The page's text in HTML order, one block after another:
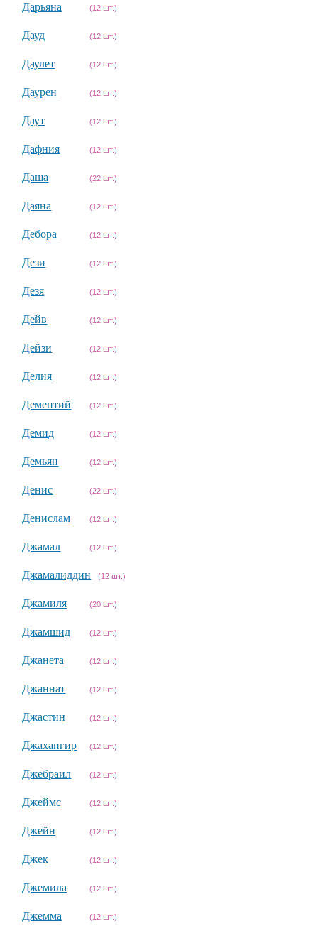
Дарьяна (12 шт.)
Дауд (12 шт.)
Даулет (12 шт.)
Даурен (12 шт.)
Даут (12 шт.)
Дафния (12 шт.)
Даша (22 шт.)
Даяна (12 шт.)
Дебора (12 шт.)
Дези (12 шт.)
Дезя (12 шт.)
Дейв (12 шт.)
Дейзи (12 шт.)
Делия (12 шт.)
Дементий (12 шт.)
Демид (12 шт.)
Демьян (12 шт.)
Денис (22 шт.)
Денислам (12 шт.)
Джамал (12 шт.)
Джамалиддин (12 шт.)
Джамиля (20 шт.)
Джамшид (12 шт.)
Джанета (12 шт.)
Джаннат (12 шт.)
Джастин (12 шт.)
Джахангир (12 шт.)
Джебраил (12 шт.)
Джеймс (12 шт.)
Джейн (12 шт.)
Джек (12 шт.)
Джемила (12 шт.)
Джемма (12 шт.)